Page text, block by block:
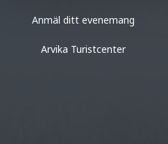
Anmäl ditt evenemang
Arvika Turistcenter